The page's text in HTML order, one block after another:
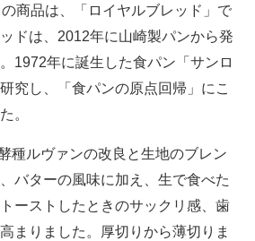
商品は、「ロイヤルブレッド」で
ドは、2012年に山崎製パンから発
1972年に誕生した食パン「サンロ
究し、「食パンの原点回帰」にこ
。
種ルヴァンの改良と生地のブレン
バターの風味に加え、生で食べた
ーストしたときのサックリ感、歯
まりました。厚切りから薄切りま